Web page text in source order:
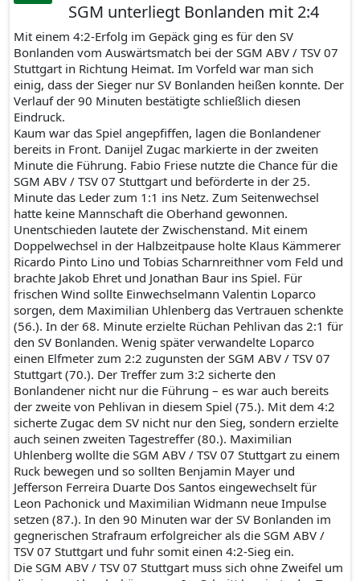
SGM unterliegt Bonlanden mit 2:4
Mit einem 4:2-Erfolg im Gepäck ging es für den SV
Bonlanden vom Auswärtsmatch bei der SGM ABV / TSV 07
Stuttgart in Richtung Heimat. Im Vorfeld war man sich
einig, dass der Sieger nur SV Bonlanden heißen konnte. Der
Verlauf der 90 Minuten bestätigte schließlich diesen
Eindruck.
Kaum war das Spiel angepfiffen, lagen die Bonlandener
bereits in Front. Danijel Zugac markierte in der zweiten
Minute die Führung. Fabio Friese nutzte die Chance für die
SGM ABV / TSV 07 Stuttgart und beförderte in der 25.
Minute das Leder zum 1:1 ins Netz. Zum Seitenwechsel
hatte keine Mannschaft die Oberhand gewonnen.
Unentschieden lautete der Zwischenstand. Mit einem
Doppelwechsel in der Halbzeitpause holte Klaus Kämmerer
Ricardo Pinto Lino und Tobias Scharnreithner vom Feld und
brachte Jakob Ehret und Jonathan Baur ins Spiel. Für
frischen Wind sollte Einwechselmann Valentin Loparco
sorgen, dem Maximilian Uhlenberg das Vertrauen schenkte
(56.). In der 68. Minute erzielte Rüchan Pehlivan das 2:1 für
den SV Bonlanden. Wenig später verwandelte Loparco
einen Elfmeter zum 2:2 zugunsten der SGM ABV / TSV 07
Stuttgart (70.). Der Treffer zum 3:2 sicherte den
Bonlandener nicht nur die Führung – es war auch bereits
der zweite von Pehlivan in diesem Spiel (75.). Mit dem 4:2
sicherte Zugac dem SV nicht nur den Sieg, sondern erzielte
auch seinen zweiten Tagestreffer (80.). Maximilian
Uhlenberg wollte die SGM ABV / TSV 07 Stuttgart zu einem
Ruck bewegen und so sollten Benjamin Mayer und
Jefferson Ferreira Duarte Dos Santos eingewechselt für
Leon Pachonick und Maximilian Widmann neue Impulse
setzen (87.). In den 90 Minuten war der SV Bonlanden im
gegnerischen Strafraum erfolgreicher als die SGM ABV /
TSV 07 Stuttgart und fuhr somit einen 4:2-Sieg ein.
Die SGM ABV / TSV 07 Stuttgart muss sich ohne Zweifel um